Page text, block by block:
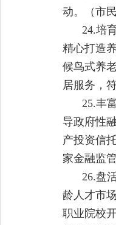
动。（市
24.培
精心打造
候鸟式养
居服务，
25.丰
导政府性
产投资信
家金融监
26.盘
龄人才市
职业院校